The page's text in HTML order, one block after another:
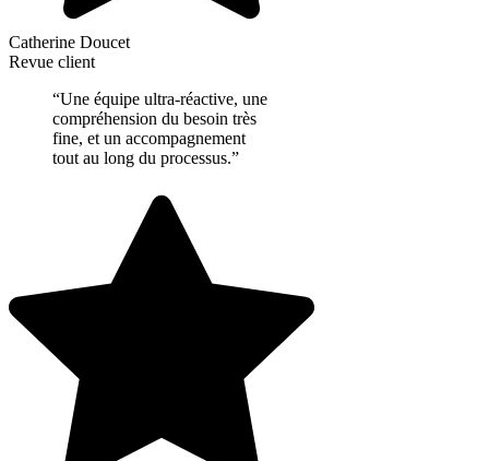
Catherine Doucet
Revue client
“Une équipe ultra-réactive, une
compréhension du besoin très
fine, et un accompagnement
tout au long du processus.”